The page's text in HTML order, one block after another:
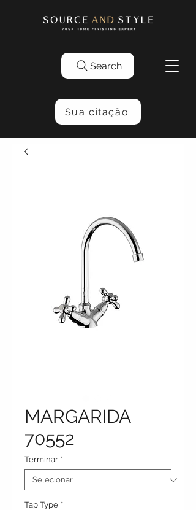
Search
Sua citação
MARGARIDA
70552
Terminar *
Tap Type *